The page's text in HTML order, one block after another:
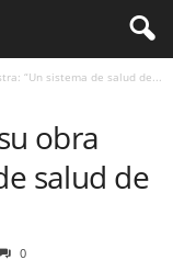
“Un sistema de salud de...
obra
salud de
0